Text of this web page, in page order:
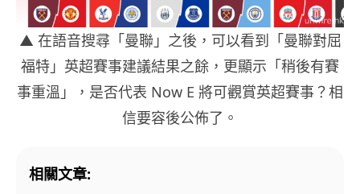
▲ 在語音搜尋「曼聯」之後，可以看到「曼聯對屈
福特」英超賽事建議結果之餘，更顯示「稍後有賽
事重溫」，是否代表 Now E 將可觀賞英超賽事？相
信要容後公佈了。
相關文章: